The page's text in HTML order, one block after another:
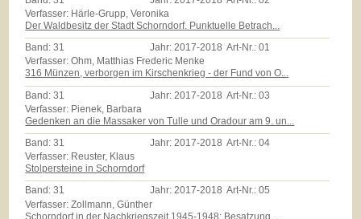
Verfasser: Härle-Grupp, Veronika
Der Waldbesitz der Stadt Schorndorf. Punktuelle Betrach...
Band:31 Jahr:2017-2018 Art-Nr.:01
Verfasser: Ohm, Matthias Frederic Menke
316 Münzen, verborgen im Kirschenkrieg - der Fund von O...
Band:31 Jahr: 2017-2018 Art-Nr.:03
Verfasser: Pienek, Barbara
Gedenken an die Massaker von Tulle und Oradour am 9. un...
Band:31 Jahr:2017-2018 Art-Nr.:04
Verfasser: Reuster, Klaus
Stolpersteine in Schorndorf
Band:31 Jahr:2017-2018 Art-Nr.:05
Verfasser: Zollmann, Günther
Schorndorf in der Nachkriegszeit 1945-1948: Besatzung, ...